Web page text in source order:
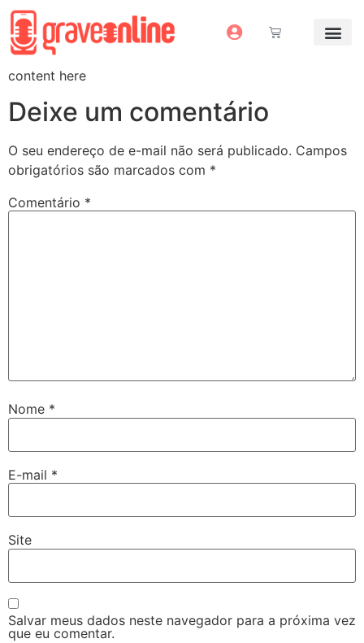
content here
Deixe um comentário
O seu endereço de e-mail não será publicado. Campos
obrigatórios são marcados com *
Comentário *
Nome *
E-mail *
Site
Salvar meus dados neste navegador para a próxima vez
que eu comentar.